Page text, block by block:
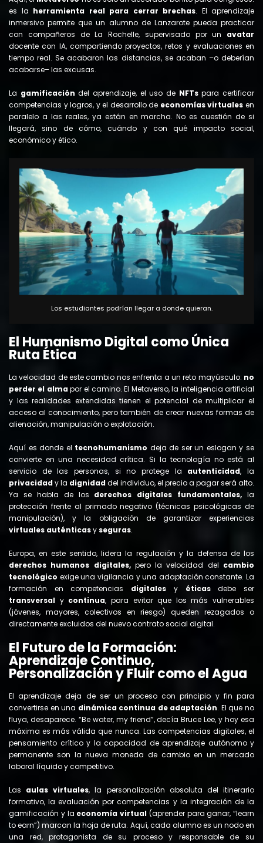
es la herramienta real para cerrar brechas. El aprendizaje
inmersivo permite que un alumno de Lanzarote pueda practicar
con compañeros de La Rochelle, supervisado por un avatar
docente con IA, compartiendo proyectos, retos y evaluaciones en
tiempo real. Se acabaron las distancias, se acaban –o deberían
acabarse– las excusas.
La gamificación del aprendizaje, el uso de NFTspara certificar
competencias y logros, y el desarrollo de economías virtuales en
paralelo a las reales, ya están en marcha. No es cuestión de si
llegará, sino de cómo, cuándo y con qué impacto social,
económico y ético.
Los estudiantes podrían llegar a donde quieran.
El Humanismo Digital como Única
Ruta Ética
La velocidad de este cambio nos enfrenta a un reto mayúsculo: no
perder el almapor el camino. El Metaverso, la inteligencia artificial
y las realidades extendidas tienen el potencial de multiplicar el
acceso al conocimiento, pero también de crear nuevas formas de
alienación, manipulación o explotación.
Aquí es donde el tecnohumanismo deja de ser un eslogan y se
convierte en una necesidad crítica. Si la tecnología no está al
servicio de las personas, si no protege la autenticidad, la
privacidady la dignidaddel individuo, el precio a pagar será alto.
Ya se habla de los derechos digitales fundamentales, la
protección frente al primado negativo (técnicas psicológicas de
manipulación), y la obligación de garantizar experiencias
virtuales auténticasy seguras.
Europa, en este sentido, lidera la regulación y la defensa de los
derechos humanos digitales,pero la velocidad del cambio
tecnológico exige una vigilancia y una adaptación constante. La
formación en competencias digitales y éticasdebe ser
transversal y continua, para evitar que los más vulnerables
(jóvenes, mayores, colectivos en riesgo) queden rezagados o
directamente excluidos del nuevo contrato social digital.
El Futuro de la Formación:
Aprendizaje Continuo,
Personalización y Fluir como el Agua
El aprendizaje deja de ser un proceso con principio y fin para
convertirse en una dinámica continua de adaptación. El que no
fluya, desaparece. “Be water, my friend”, decía Bruce Lee, y hoy esa
máxima es más válida que nunca. Las competencias digitales, el
pensamiento crítico y la capacidad de aprendizaje autónomo y
permanente son la nueva moneda de cambio en un mercado
laboral líquido y competitivo.
Las aulas virtuales, la personalización absoluta del itinerario
formativo, la evaluación por competencias y la integración de la
gamificación y la economía virtual (aprender para ganar, “learn
to earn”) marcan la hoja de ruta. Aquí, cada alumno es un nodo en
una red, protagonista de su proceso y responsable de su